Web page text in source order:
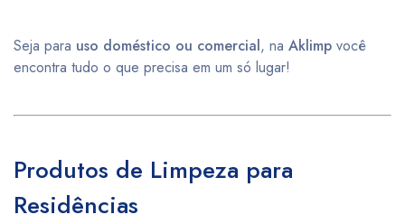
Seja para uso doméstico ou comercial, na Aklimp você
encontra tudo o que precisa em um só lugar!
Produtos de Limpeza para
Residências